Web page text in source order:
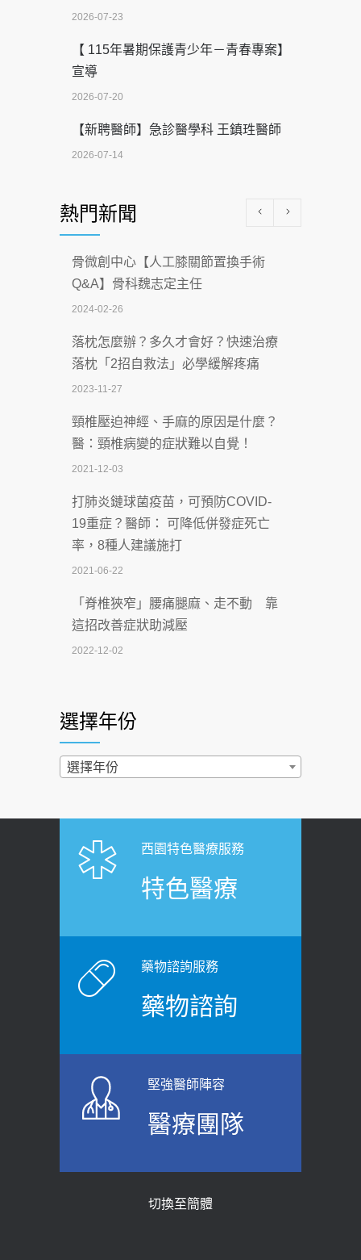
2026-07-23
【 115年暑期保護青少年－青春專案】
宣導
2026-07-20
【新聘醫師】急診醫學科 王鎮珄醫師
2026-07-14
科能量
2026-07-08
沒菸酒也瀕臨洗腎？65歲男靠「這習
慣」逆轉腎功能 醫揭3招救命
2026-07-08
體溫飆破41度！醫連收兩例中暑病例：
致死率達8成
2026-07-07
深耕萬華55年 西園醫院回顧發展歷程與
智慧 醫療布局
2026-07-06
【115年臺北市「防癌保衛戰：健康好禮
一手刮」】 宣導
2026-07-02
2026-07-02
4連霸議員黃秋澤癌逝！食道癌為何奪命
西園醫院55周年 7／10捐血公益活動 邀
民眾熱血響應
2026-06-30
健康肛門痛都是痔瘡?醫談瘍瘍瘻管與肛
裂差異 逾50歲民眾可做1事
原則避免血糖血壓飆高
2026-06-08
上班常待在冷氣房？小心泌尿道感染
醫示警：1病症嚴重恐喪命
熱門新聞
骨微創中心【人工膝關節置換手術
Q&A】骨科魏志定主任
2024-02-26
落枕怎麼辦？多久才會好？快速治療
落枕「2招自救法」必學緩解疼痛
2023-11-27
頸椎壓迫神經、手麻的原因是什麼？
醫：頸椎病變的症狀難以自覺！
2021-12-03
打肺炎鏈球菌疫苗，可預防COVID-
19重症？醫師： 可降低併發症死亡
率，8種人建議施打
2021-06-22
「脊椎狹窄」腰痛腿麻、走不動 靠
這招改善症狀助減壓
2022-12-02
2022-02-17
過量維生素D和鈣恐罹癌? 醫師釋
「落枕」不要大力按脖子！ 1招「伸
展運動」預防落枕
老後睡不好、夜間易跌倒
2021-03-05
骨科魏志定主任接受專訪 【年代電視
質密度檢查！醫：注意5重點可逆轉
選擇年份
選擇年份
西園特色醫療服務
特色醫療
藥物諮詢服務
藥物諮詢
堅強醫師陣容
醫療團隊
切換至簡體